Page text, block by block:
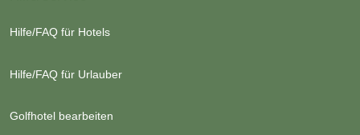
Hilfe/FAQ für Hotels
Hilfe/FAQ für Urlauber
Golfhotel bearbeiten